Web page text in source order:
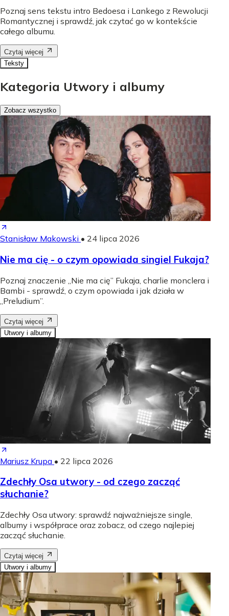
Poznaj sens tekstu intro Bedoesa i Lankego z Rewolucji
Romantycznej i sprawdź, jak czytać go w kontekście
całego albumu.
Czytaj więcej
Teksty
Kategoria Utwory i albumy
Zobacz wszystko
Stanisław Makowski • 24 lipca 2026
Nie ma cię - o czym opowiada singiel Fukaja?
Poznaj znaczenie „Nie ma cię” Fukaja, charlie monclera i
Bambi - sprawdź, o czym opowiada i jak działa w
„Preludium”.
Czytaj więcej
Utwory i albumy
Mariusz Krupa • 22 lipca 2026
Zdechły Osa utwory - od czego zacząć
słuchanie?
Zdechły Osa utwory: sprawdź najważniejsze single,
albumy i współprace oraz zobacz, od czego najlepiej
zacząć słuchanie.
Czytaj więcej
Utwory i albumy